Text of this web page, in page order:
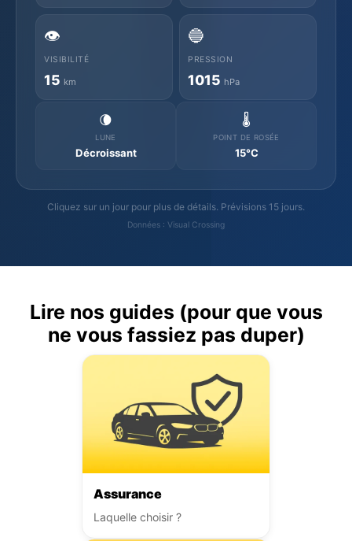
👁️
VISIBILITÉ
15 km
🔵
PRESSION
1015 hPa
🌘
LUNE
Décroissant
🌡️
POINT DE ROSÉE
15°C
Cliquez sur un jour pour plus de détails. Prévisions 15 jours.
Données : Visual Crossing
Lire nos guides (pour que vous
ne vous fassiez pas duper)
Assurance
Laquelle choisir ?